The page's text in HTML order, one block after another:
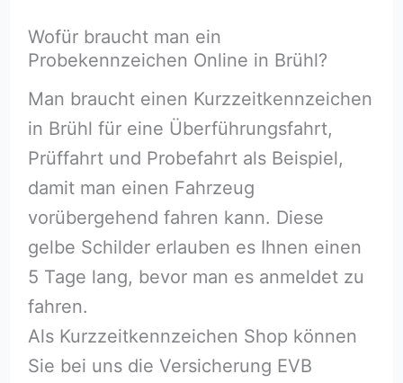
Wofür braucht man ein
Probekennzeichen Online in Brühl?
Man braucht einen Kurzzeitkennzeichen
in Brühl für eine Überführungsfahrt,
Prüffahrt und Probefahrt als Beispiel,
damit man einen Fahrzeug
vorübergehend fahren kann. Diese
gelbe Schilder erlauben es Ihnen einen
5 Tage lang, bevor man es anmeldet zu
fahren.
Als Kurzzeitkennzeichen Shop können
Sie bei uns die Versicherung EVB